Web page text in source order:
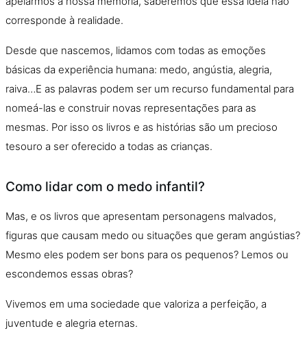
corresponde à realidade.
Desde que nascemos, lidamos com todas as emoções
básicas da experiência humana: medo, angústia, alegria,
raiva…E as palavras podem ser um recurso fundamental para
nomeá-las e construir novas representações para as
mesmas. Por isso os livros e as histórias são um precioso
tesouro a ser oferecido a todas as crianças.
Como lidar com o medo infantil?
Mas, e os livros que apresentam personagens malvados,
figuras que causam medo ou situações que geram angústias?
Mesmo eles podem ser bons para os pequenos? Lemos ou
escondemos essas obras?
Vivemos em uma sociedade que valoriza a perfeição, a
juventude e alegria eternas.